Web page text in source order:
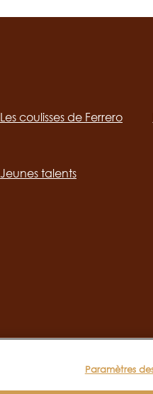
Les coulisses de Ferrero
Jeunes talents
Paramètres